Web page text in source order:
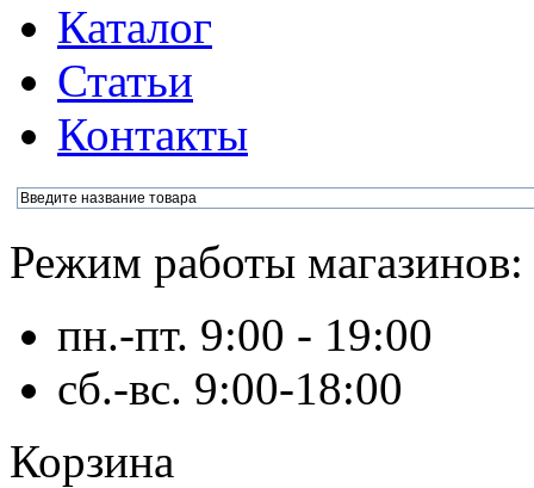
Каталог
Статьи
Контакты
Режим работы магазинов:
пн.-пт. 9:00 - 19:00
сб.-вс. 9:00-18:00
Корзина